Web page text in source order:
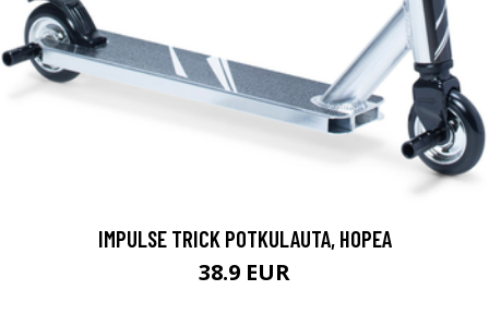
IMPULSE TRICK POTKULAUTA, HOPEA
38.9 EUR